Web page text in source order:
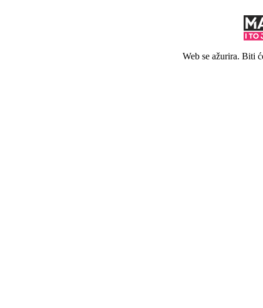
Web se ažurira. Biti